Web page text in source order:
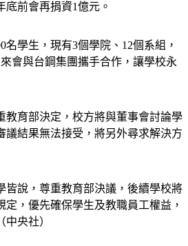
方開始發放薪水，全校190名教職員
名學生，現有3個學院、12個系組，
會與台鋼集團攜手合作，讓學校永
教育部決定，校方將與董事會討論學
結果無法接受，將另外尋求解決方
說，尊重教育部決議，後續學校將
，優先確保學生及教職員工權益，